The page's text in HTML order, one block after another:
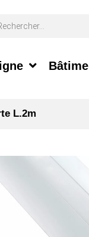
L.2m